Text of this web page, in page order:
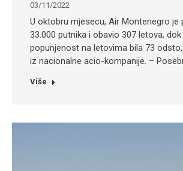
03/11/2022
U oktobru mjesecu, Air Montenegro je
33.000 putnika i obavio 307 letova,
popunjenost na letovima bila 73
iz nacionalne acio-kompanije. –
Više